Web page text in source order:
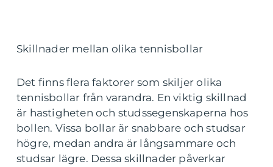
Skillnader mellan olika tennisbollar
Det finns flera faktorer som skiljer olika
tennisbollar från varandra. En viktig skillnad
är hastigheten och studssegenskaperna hos
bollen. Vissa bollar är snabbare och studsar
högre, medan andra är långsammare och
studsar lägre. Dessa skillnader påverkar